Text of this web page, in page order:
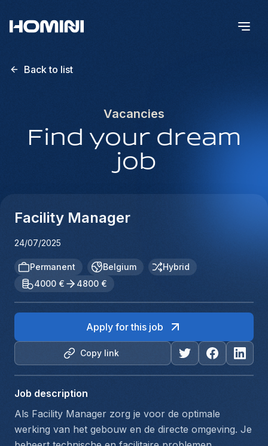
Back to list
Vacancies
Find your dream
job
Facility Manager
24/07/2025
Permanent Belgium
Hybrid
4000 €
4800 €
Copy link
Apply for this job
Job description
Als Facility Manager zorg je voor de optimale
werking van het gebouw en de directe omgeving. Je